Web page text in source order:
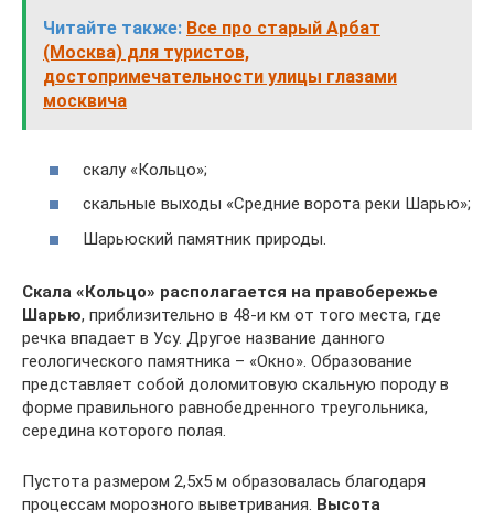
Читайте также: Все про старый Арбат
(Москва) для туристов,
достопримечательности улицы глазами
москвича
скалу «Кольцо»;
скальные выходы «Средние ворота реки Шарью»;
Шарьюский памятник природы.
Скала «Кольцо» располагается на правобережье
Шарью, приблизительно в 48-и км от того места, где
речка впадает в Усу. Другое название данного
геологического памятника – «Окно». Образование
представляет собой доломитовую скальную породу в
форме правильного равнобедренного треугольника,
середина которого полая.
Пустота размером 2,5х5 м образовалась благодаря
процессам морозного выветривания. Высота